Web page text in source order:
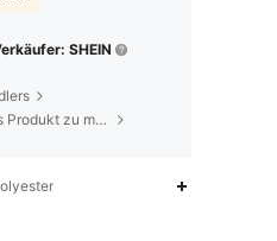
SHEIN
Um diesen Verkäufer und/oder dieses Produkt zu melden